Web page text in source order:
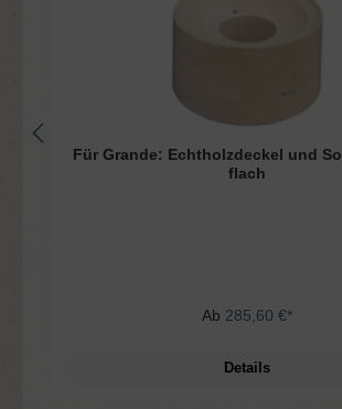
Für Grande: Echtholzdeckel und
flach
Ab 285,60 €*
Details